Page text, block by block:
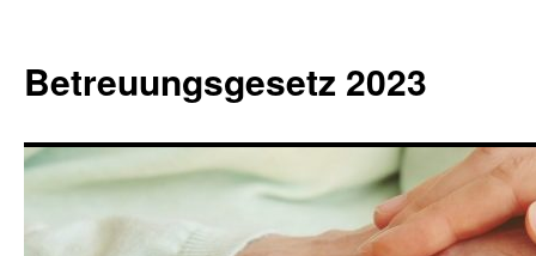
Betreuungsgesetz 2023